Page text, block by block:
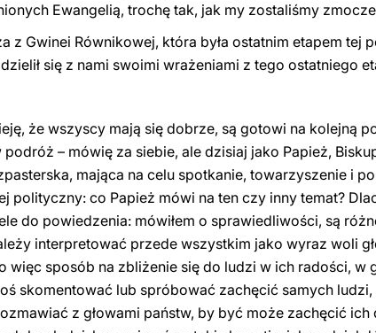
Ewangelią, trochę tak, jak my zostaliśmy
z Gwinei Równikowej, która była ostatnim etapem tej
się z nami swoimi wrażeniami z tego ostatniego
że wszyscy mają się dobrze, są gotowi na kolejną
– mówię za siebie, ale dzisiaj jako Papież,
mająca na celu spotkanie, towarzyszenie i
polityczny: co Papież mówi na ten czy inny temat?
do powiedzenia: mówiłem o sprawiedliwości, są
interpretować przede wszystkim jako wyraz woli
więc sposób na zbliżenie się do ludzi w ich radości, w
skomentować lub spróbować zachęcić samych
z głowami państw, by być może zachęcić